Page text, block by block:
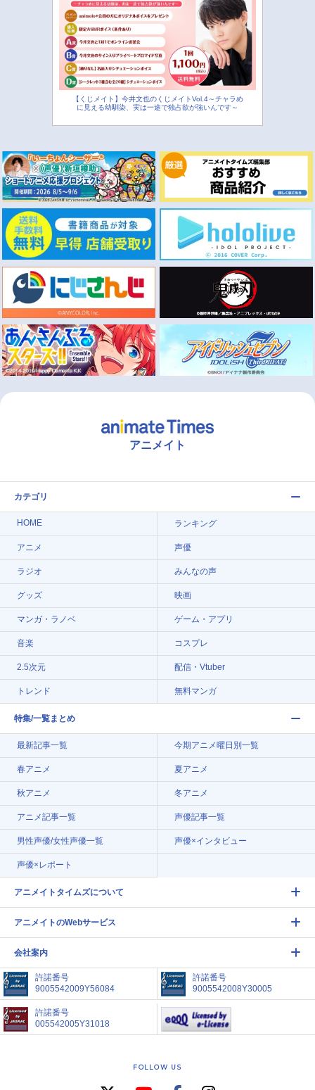
【くじメイト】今井文也のくじメイトVol.4～チャラめ
に見える幼馴染、実は一途で独占欲が強いんです～
アニメイト
カテゴリ
HOME ランキング
アニメ 声優
ラジオ みんなの声
グッズ 映画
マンガ・ラノベ ゲーム・アプリ
音楽 コスプレ
2.5次元 配信・Vtuber
トレンド 無料マンガ
特集/一覧まとめ
最新記事一覧 今期アニメ曜日別一覧
春アニメ 夏アニメ
秋アニメ 冬アニメ
アニメ記事一覧 声優記事一覧
男性声優/女性声優一覧 声優×インタビュー
声優×レポート
アニメイトタイムズについて
アニメイトのWebサービス
会社案内
許諾番号
9005542009Y56084
許諾番号
9005542008Y30005
許諾番号
005542005Y31018
FOLLOW US